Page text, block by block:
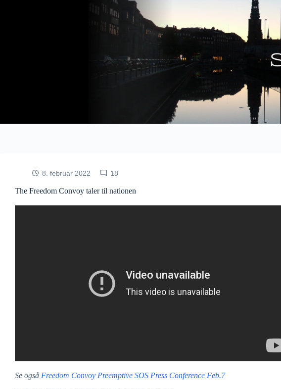
8. februar 2022 18
The Freedom Convoy taler til nationen
Se også Freedom Convoy Preemptive SOS Press Conference Feb.7